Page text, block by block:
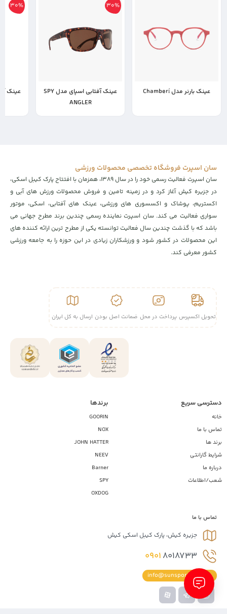
عینک بارنر مدل Chamberí
30%
عینک آفتابی اسپای مدل SPY
ANGLER15,000,000
30%
سان اسپرت فروشگاه تخصصی محصولات ورزشی
سان اسپرت فعالیت رسمی خود را در سال ۱۳۸۹، همزمان با افتتاح پارک کیبل اسکی،
در جزیره کیش آغاز کرد و در زمینه تامین و فروش محصولات ورزش های آبی و
اکستریم، پوشاک و اکسسوری های ورزشی، عینک های آفتابی، اسکی، موتور
سواری فعالیت می کند. سان اسپرت نماینده رسمی چندین برند مطرح جهانی می
باشد که با گذشت چندین سال فعالیت توانسته یکی از مطرح ترین ارائه کننده های
این محصولات در کشور شود و ورزشکاران زیادی در این حوزه را به جامعه ورزشی
کشور معرفی کند.
تحویل اکسپرس پرداخت در محل ضمانت اصل بودن ارسال به کل ایران
دسترسی سریع
خانه
تماس با ما
برند ها
شرایط گارانتی
درباره ما
شعب/اطلاعات
برندها
GOORIN
NOX
JOHN HATTER
NEEV
Barner
SPY
OXDOG
تماس با ما
جزیره کیش، پارک کیبل اسکی کیش
09018018733
info@sunsportiran.com